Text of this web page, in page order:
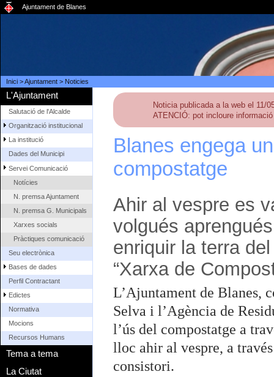
Ajuntament de Blanes
Inici>Ajuntament> Noticies
L'Ajuntament
Salutació de l'Alcalde
Organització institucional
La institució
Dades del Municipi
Servei Comunicació
Notícies
N. premsa Ajuntament
N. premsa G. Municipals
Xarxes socials
Pràctiques comunicació
Seu electrònica
Bases de dades
Perfil Contractant
Edictes
Normativa
Mocions
Recursos Humans
Tema a tema
La Ciutat
Noticia publicada a la web el 11/
ATENCIÓ: pot incloure
Blanes engega
compostatge
Ahir al vespre es
volgués
enriquir la terra
“Xarxa de
L’Ajuntament de Blanes,
Selva i l’Agència de
l’ús del compostatge a
lloc ahir al vespre, a
consistori.